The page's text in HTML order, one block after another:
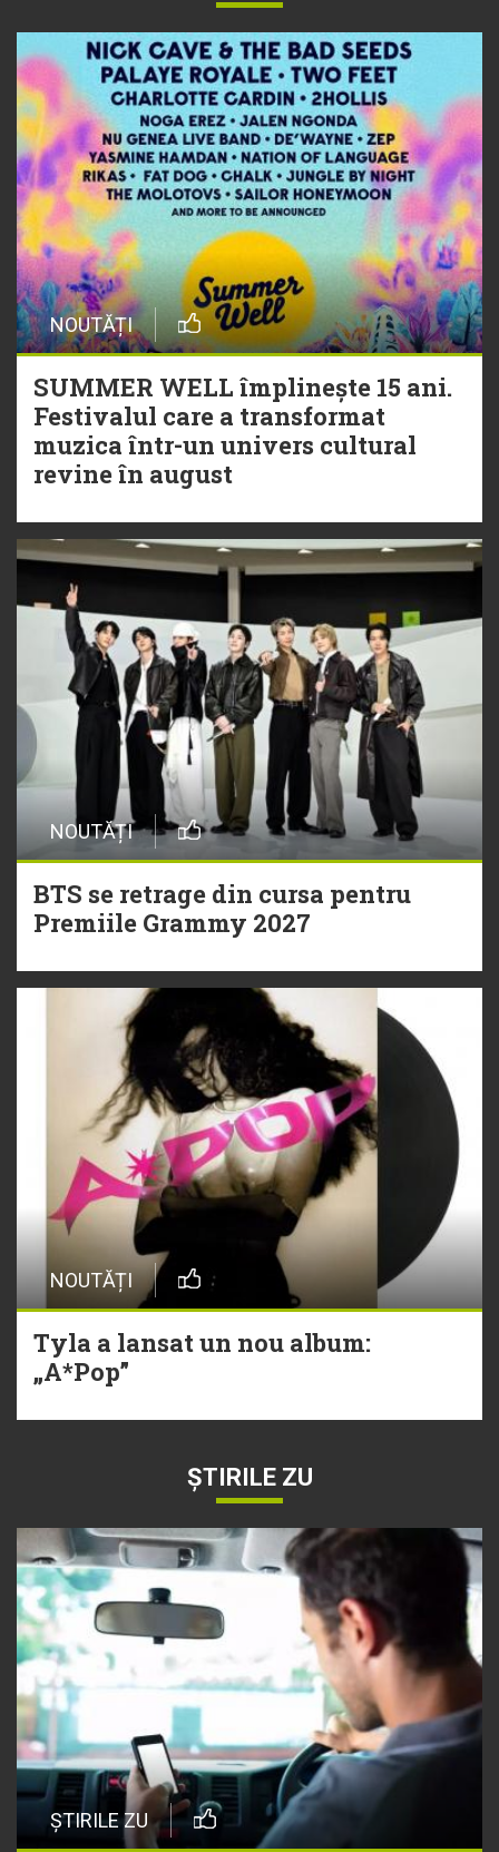
NOUTĂȚI
SUMMER WELL împlinește 15 ani.
Festivalul care a transformat
muzica într-un univers cultural
revine în august
NOUTĂȚI
BTS se retrage din cursa pentru
Premiile Grammy 2027
NOUTĂȚI
Tyla a lansat un nou album:
„A*Pop”
ȘTIRILE ZU
ȘTIRILE ZU